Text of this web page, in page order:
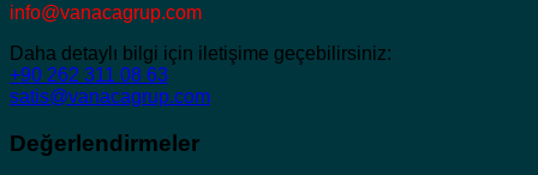
info@vanacagrup.com
Daha detaylı bilgi için iletişime geçebilirsiniz:
+90 262 311 08 63
satis@vanacagrup.com
Değerlendirmeler